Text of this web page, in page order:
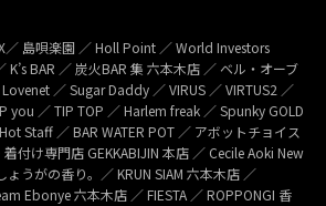
／ 島唄楽園 ／ Holl Point ／ World Investors
K’s BAR ／ 炭火BAR 集 六本木店 ／ ベル・オーブ
／ Sugar Daddy ／ VIRUS ／ VIRTUS2 ／
you ／ TIP TOP ／ Harlem freak ／ Spunky GOLD
Staff ／ BAR WATER POT ／ アボットチョイス
付け専門店 GEKKABIJIN 本店 ／ Cecile Aoki New
ょうがの香り。／ KRUN SIAM 六本木店 ／
Ebonye 六本木店 ／ FIESTA ／ ROPPONGI 香